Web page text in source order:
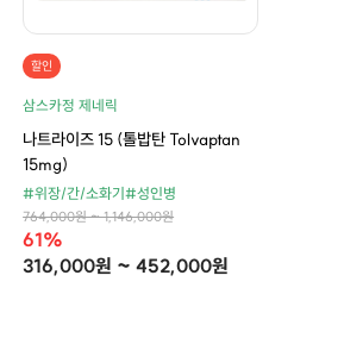
할인
삼스카정 제네릭
나트라이즈 15 (톨밥탄 Tolvaptan
15mg)
#위장/간/소화기#성인병
764,000원 ~ 1,146,000원
61%
316,000원 ~ 452,000원